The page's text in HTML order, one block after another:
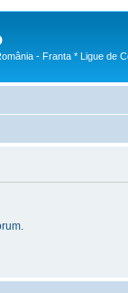
- Franta * Ligue de